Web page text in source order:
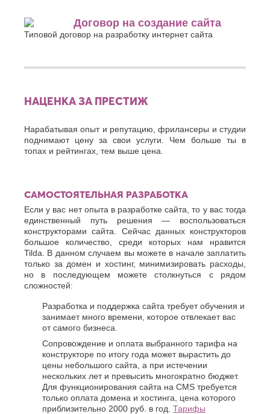
Договор на создание сайта
Типовой договор на разработку интернет сайта
НАЦЕНКА ЗА ПРЕСТИЖ
Нарабатывая опыт и репутацию, фрилансеры и студии
поднимают цену за свои услуги. Чем больше ты в
топах и рейтингах, тем выше цена.
САМОСТОЯТЕЛЬНАЯ РАЗРАБОТКА
Если у вас нет опыта в разработке сайта, то у вас тогда
единственный путь решения — воспользоваться
конструкторами сайта. Сейчас данных конструкторов
большое количество, среди которых нам нравится
Tilda. В данном случаем вы можете в начале заплатить
только за домен и хостинг, минимизировать расходы,
но в последующем можете столкнуться с рядом
сложностей:
Разработка и поддержка сайта требует обучения и
занимает много времени, которое отвлекает вас
от самого бизнеса.
Сопровождение и оплата выбранного тарифа на
конструкторе по итогу года может вырастить до
цены небольшого сайта, а при истечении
нескольких лет и превысить многократно бюджет.
Для функционирования сайта на CMS требуется
только оплата домена и хостинга, цена которого
приблизительно 2000 руб. в год. Тарифы